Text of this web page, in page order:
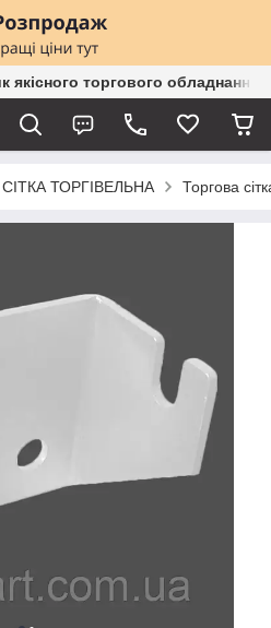
торгового обладнання
СІТКА ТОРГІВЕЛЬНА Торгова